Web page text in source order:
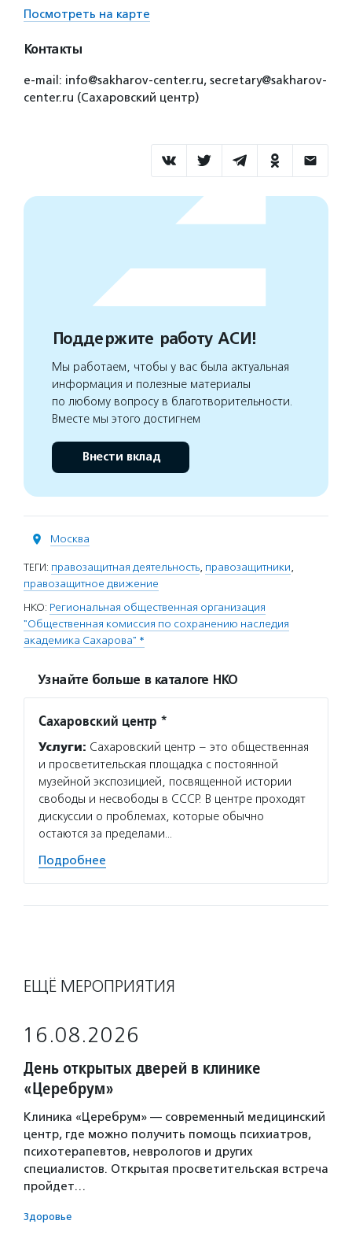
Посмотреть на карте
Контакты
e-mail: info@sakharov-center.ru, secretary@sakharov-
center.ru (Сахаровский центр)
Поддержите работу АСИ!
Мы работаем, чтобы у вас была актуальная
информация и полезные материалы
по любому вопросу в благотворительности.
Вместе мы этого достигнем
Внести вклад
Москва
ТЕГИ: правозащитная деятельность, правозащитники,
правозащитное движение
НКО: Региональная общественная организация
"Общественная комиссия по сохранению наследия
академика Сахарова" *
Узнайте больше в каталоге НКО
Сахаровский центр *
Услуги: Сахаровский центр – это общественная
и просветительская площадка с постоянной
музейной экспозицией, посвященной истории
свободы и несвободы в СССР. В центре проходят
дискуссии о проблемах, которые обычно
остаются за пределами…
Подробнее
ЕЩЁ МЕРОПРИЯТИЯ
16.08.2026
День открытых дверей в клинике
«Церебрум»
Клиника «Церебрум» — современный медицинский
центр, где можно получить помощь психиатров,
психотерапевтов, неврологов и других
специалистов. Открытая просветительская встреча
пройдет…
Здоровье